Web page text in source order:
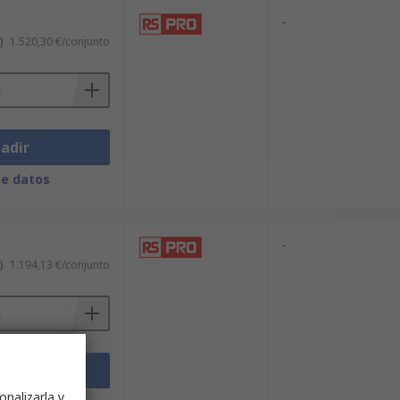
1.520,30 €/conjunto
datos
-
1.194,13 €/conjunto
-